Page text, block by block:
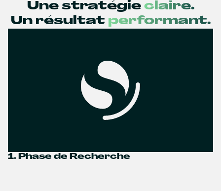
Une stratégie claire.
Un résultat performant.
1. Phase de Recherche